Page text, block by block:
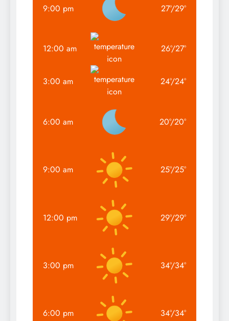
9:00 pm 27°/29°
12:00 am 26°/27°
3:00 am 24°/24°
6:00 am 20°/20°
9:00 am 25°/25°
12:00 pm 29°/29°
3:00 pm 34°/34°
6:00 pm 34°/34°